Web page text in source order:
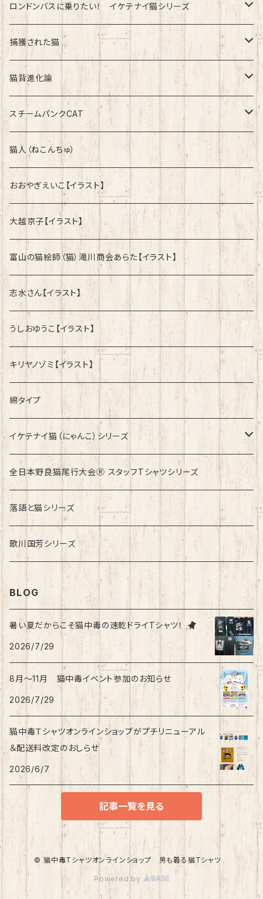
綿100%ノーマルタイプ
ロンドンバスに乗りたい！ イケテナイ猫シリーズ
綿100％ノーマルタイプ
速乾ドライタイプ
捕獲された猫
速乾ドライタイプ
綿100%ノーマルタイプ
猫背進化論
速乾ドライタイプ
綿100%ノーマルタイプ
スチームパンクCAT
綿100%ノーマルタイプ
猫人（ねこんちゅ）
おおやぎえいこ【イラスト】
大越京子【イラスト】
富山の猫絵師（猫）滝川商会あらた【イラスト】
志水さん【イラスト】
うしおゆうこ【イラスト】
キリヤノゾミ【イラスト】
綿タイプ
イケテナイ猫（にゃんこ）シリーズ
ロンドンバスに乗りたい！
全日本野良猫尾行大会Ⓡ スタッフTシャツシリーズ
落語と猫シリーズ
歌川国芳シリーズ
BLOG
暑い夏だからこそ猫中毒の速乾ドライTシャツ！
2026/7/29
8月〜11月 猫中毒イベント参加のお知らせ
2026/7/29
猫中毒Ｔシャツオンラインショップがプチリニューアル
＆配送料改定のおしらせ
2026/6/7
記事一覧を見る
© 猫中毒Tシャツオンラインショップ 男も着る猫Tシャツ
Powered by